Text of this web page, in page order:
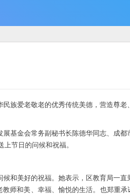
族爱老敬老的优秀传统美德，营造尊
基金会常务副秘书长陈德华同志、成
节日的问候和祝福。
和美好的祝福。她表示，区教育局一
师和美、幸福、愉悦的生活。也郑重